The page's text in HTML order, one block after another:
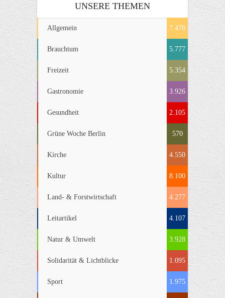
UNSERE THEMEN
Allgemein 7.478
Brauchtum 5.777
Freizeit 5.354
Gastronomie 3.926
Gesundheit 2.105
Grüne Woche Berlin 570
Kirche 4.550
Kultur 8.100
Land- & Forstwirtschaft 4.277
Leitartikel 4.107
Natur & Umwelt 3.928
Solidarität & Lichtblicke 1.095
Sport 1.975